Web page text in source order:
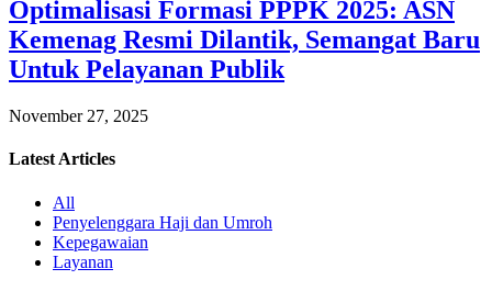
Optimalisasi Formasi PPPK 2025: ASN
Kemenag Resmi Dilantik, Semangat Baru
Untuk Pelayanan Publik
November 27, 2025
Latest Articles
All
Penyelenggara Haji dan Umroh
Kepegawaian
Layanan